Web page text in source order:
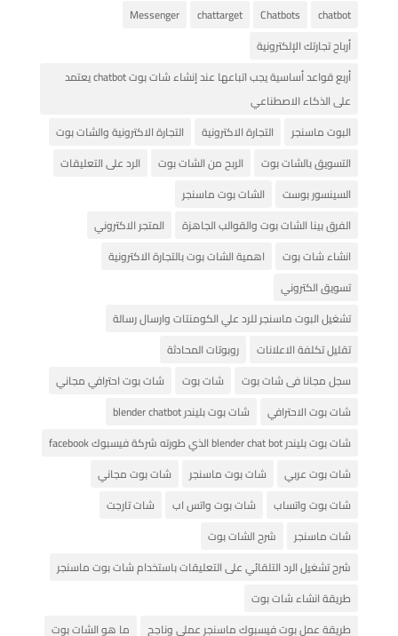
chatbot
Chatbots
chattarget
Messenger
أرباح تجارتك الإلكترونية
أربع قواعد أساسية يجب اتباعها عند إنشاء شات بوت chatbot يعتمد
على الذكاء الاصطناعي
البوت ماسنجر
التجارة الاكترونية
التجارة الاكترونية والشات بوت
التسويق بالشات بوت
الربح من الشات بوت
الرد على التعليقات
السينسور بوست
الشات بوت ماسنجر
الفرق بينا الشات بوت والقوالب الجاهزة
المتجر الاكتروني
انشاء شات بوت
اهمية الشات بوت بالتجارة الاكترونية
تسويق الكتروني
تشغيل البوت ماسنجر للرد علي الكومنتات وارسال رسالة
تقليل تكلفة الاعلانات
روبوتات المحادثة
سجل مجانا فى شات بوت
شات بوت
شات بوت احترافي مجاني
شات بوت الاحترافي
شات بوت بليندر blender chatbot
شات بوت بليندر blender chat bot الذي طورته شركة فيسبوك facebook
شات بوت عربي
شات بوت ماسنجر
شات بوت مجاني
شات بوت واتساب
شات بوت واتس اب
شات تارجت
شات ماسنجر
شرح الشات بوت
شرح تشغيل الرد التلقائي على التعليقات باستخدام شات بوت ماسنجر
طريقة انشاء شات بوت
طريقة عمل بوت فيسبوك ماسنجر عملي وناجح
ما هو الشات بوت